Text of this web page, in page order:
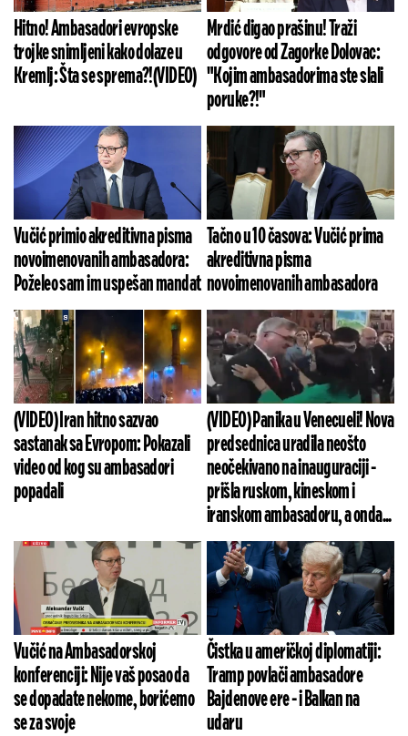
Hitno! Ambasadori evropske
trojke snimljeni kako dolaze u
Kremlj: Šta se sprema?!(VIDEO)
Mrdić digao prašinu! Traži
odgovore od Zagorke Dolovac:
"Kojim ambasadorima ste slali
poruke?!"
Vučić primio akreditivna pisma
novoimenovanih ambasadora:
Poželeo sam im uspešan mandat
Tačno u 10 časova: Vučić prima
akreditivna pisma
novoimenovanih ambasadora
(VIDEO) Iran hitno sazvao
sastanak sa Evropom: Pokazali
video od kog su ambasadori
popadali
(VIDEO) Panika u Venecueli! Nova
predsednica uradila neošto
neočekivano na inauguraciji -
prišla ruskom, kineskom i
iranskom ambasadoru, a onda...
Vučić na Ambasadorskoj
konferenciji: Nije vaš posao da
se dopadate nekome, borićemo
se za svoje
Čistka u američkoj diplomatiji:
Tramp povlači ambasadore
Bajdenove ere - i Balkan na
udaru